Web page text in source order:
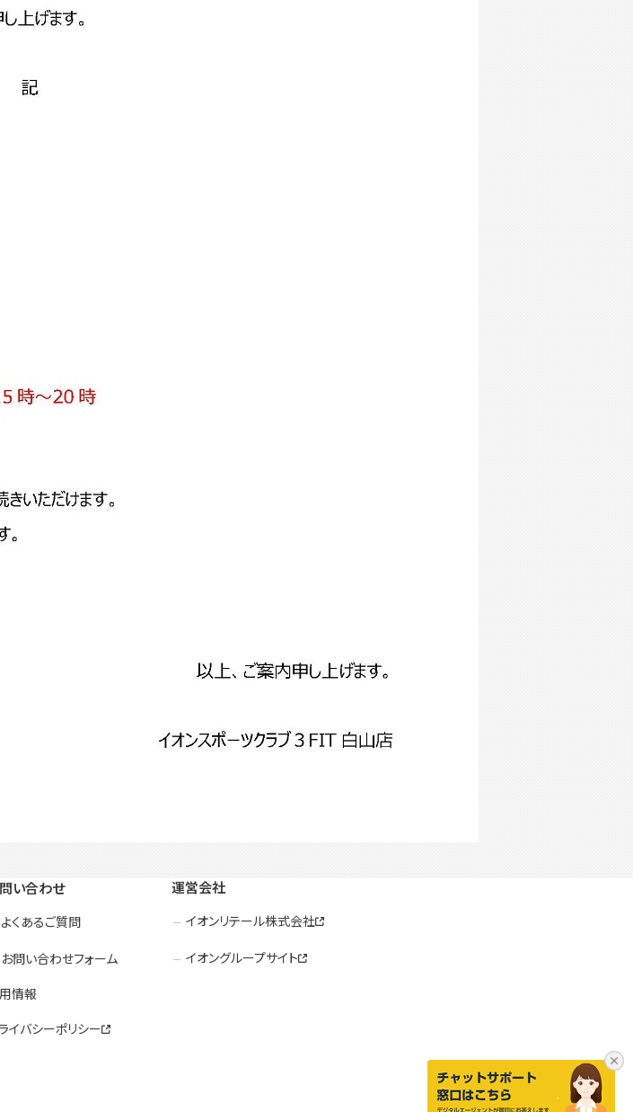
い合わせ
よくあるご質問
お問い合わせフォーム
情報
イバシーポリシー
運営会社
イオンリテール株式会社
イオングループサイト